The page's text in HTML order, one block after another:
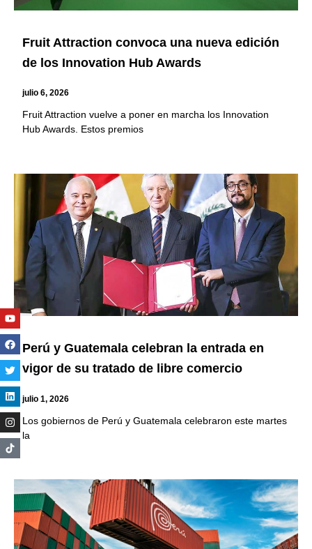
Fruit Attraction convoca una nueva edición
de los Innovation Hub Awards
julio 6, 2026
Fruit Attraction vuelve a poner en marcha los Innovation
Hub Awards. Estos premios
Perú y Guatemala celebran la entrada en
vigor de su tratado de libre comercio
julio 1, 2026
Los gobiernos de Perú y Guatemala celebraron este martes
la
Youtube
Facebook
Twitter
Linkedin
Instagram